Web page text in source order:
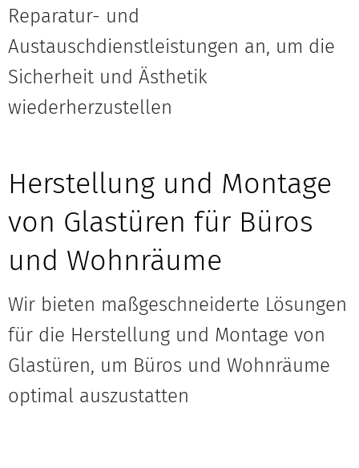
Reparatur- und
Austauschdienstleistungen an, um die
Sicherheit und Ästhetik
wiederherzustellen
Herstellung und Montage
von Glastüren für Büros
und Wohnräume
Wir bieten maßgeschneiderte Lösungen
für die Herstellung und Montage von
Glastüren, um Büros und Wohnräume
optimal auszustatten